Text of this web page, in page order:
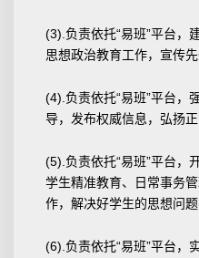
(3).负责依托“易班”平台，
思想政治教育工作，宣传
(4).负责依托“易班”平台，
导，发布权威信息，弘扬
(5).负责依托“易班”平台，
学生精准教育、日常事务
作，解决好学生的思想问
(6).负责依托“易班”平台，